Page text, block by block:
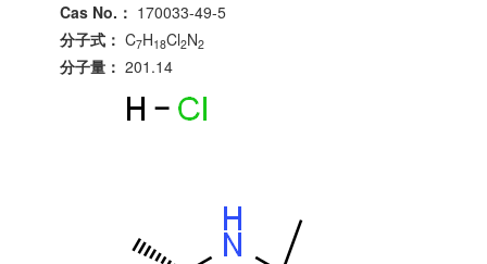
Cas No.： 170033-49-5
分子式： C7H18Cl2N2
分子量： 201.14